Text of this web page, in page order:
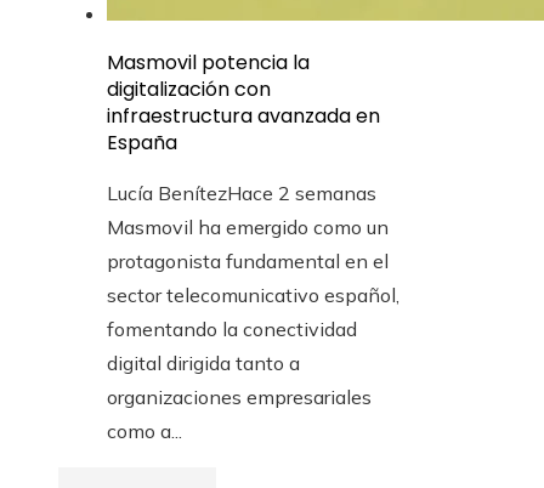
Masmovil potencia la
digitalización con
infraestructura avanzada en
España
Lucía BenítezHace 2 semanas
Masmovil ha emergido como un
protagonista fundamental en el
sector telecomunicativo español,
fomentando la conectividad
digital dirigida tanto a
organizaciones empresariales
como a...